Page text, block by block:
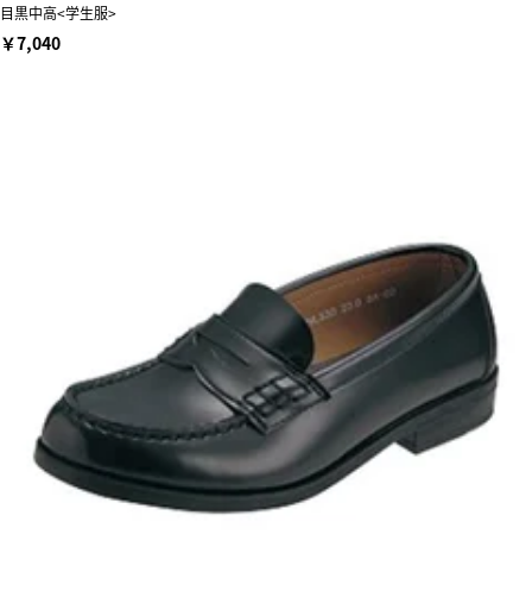
目黒中高<学生服>
￥7,040